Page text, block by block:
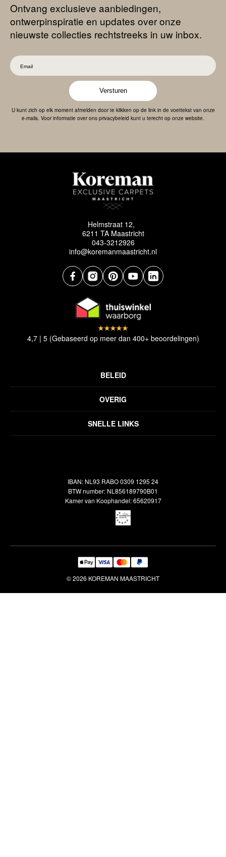
Ontvang exclusieve aanbiedingen,
ontwerpinspiratie en updates over onze
nieuwste collecties rechtstreeks in uw inbox.
Versturen
U kunt zich op elk moment afmelden door te klikken op de link in de voettekst van onze
e-mails. Voor informatie over ons privacybeleid kunt u terecht op onze website.
Helmstraat 12,
6211 TA Maastricht
043-3212926
info@koremanmaastricht.nl
SNELLE LINKS
OVERIG
Veelgestelde vragen
BELEID
Verzendbeleid
4,7 | 5 (Gebaseerd op meer dan 400+ beoordelingen)
IBAN: NL93 RABO 0309 1295 24
BTW number: NL856189790B01
Kamer van Koophandel: 65620917
© 2026 KOREMAN MAASTRICHT